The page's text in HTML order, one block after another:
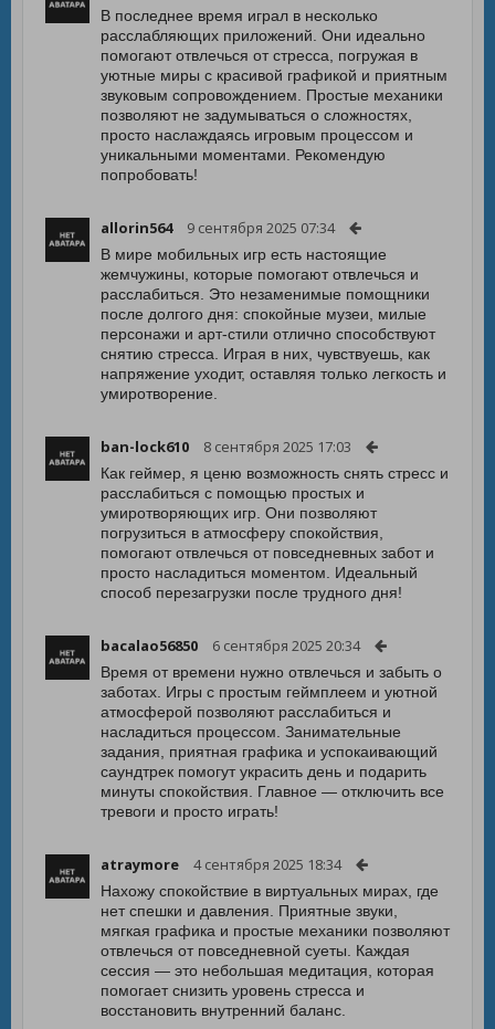
В последнее время играл в несколько
расслабляющих приложений. Они идеально
помогают отвлечься от стресса, погружая в
уютные миры с красивой графикой и приятным
звуковым сопровождением. Простые механики
позволяют не задумываться о сложностях,
просто наслаждаясь игровым процессом и
уникальными моментами. Рекомендую
попробовать!
allorin564 9 сентября 2025 07:34
В мире мобильных игр есть настоящие
жемчужины, которые помогают отвлечься и
расслабиться. Это незаменимые помощники
после долгого дня: спокойные музеи, милые
персонажи и арт-стили отлично способствуют
снятию стресса. Играя в них, чувствуешь, как
напряжение уходит, оставляя только легкость и
умиротворение.
ban-lock610 8 сентября 2025 17:03
Как геймер, я ценю возможность снять стресс и
расслабиться с помощью простых и
умиротворяющих игр. Они позволяют
погрузиться в атмосферу спокойствия,
помогают отвлечься от повседневных забот и
просто насладиться моментом. Идеальный
способ перезагрузки после трудного дня!
bacalao56850 6 сентября 2025 20:34
Время от времени нужно отвлечься и забыть о
заботах. Игры с простым геймплеем и уютной
атмосферой позволяют расслабиться и
насладиться процессом. Занимательные
задания, приятная графика и успокаивающий
саундтрек помогут украсить день и подарить
минуты спокойствия. Главное — отключить все
тревоги и просто играть!
atraymore 4 сентября 2025 18:34
Нахожу спокойствие в виртуальных мирах, где
нет спешки и давления. Приятные звуки,
мягкая графика и простые механики позволяют
отвлечься от повседневной суеты. Каждая
сессия — это небольшая медитация, которая
помогает снизить уровень стресса и
восстановить внутренний баланс.